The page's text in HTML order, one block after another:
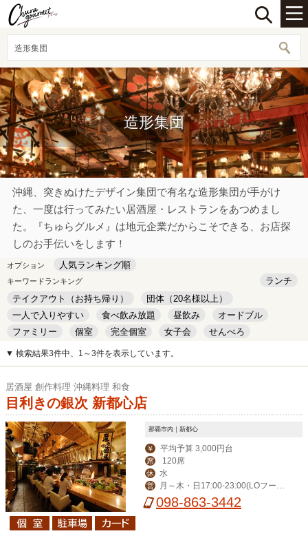
造形集団
造形集団
沖縄、突きぬけたデザイン集団で有名な造形集団が手がけ
た、一度は行ってみたい居酒屋・レストランをあつめまし
た。『ちゅらグルメ』は地元企業だからこそできる、お店探
しのお手伝いをします！
オプション 人気ランキング順
キーワードランキング
ランチ
テイクアウト（お持ち帰り）
団体（20名様以上）
一人で入りやすい
食べ飲み放題 昼飲み
オードブル
ファミリー
個室 完全個室 女子会
せんべろ
キッズルーム
安い デート
▼ 検索結果3件中、1～3件を表示しています。
居酒屋 創作料理 沖縄料理 和食
目利きの銀次 新都心店
那覇市内｜新都心
￥ 平均予算 3,000円台
席 120席
休 水
営
月～木・日17:00-23:00(LOフード
22:00/ドリンク22:30)、金・土17:00-
098-863-3442